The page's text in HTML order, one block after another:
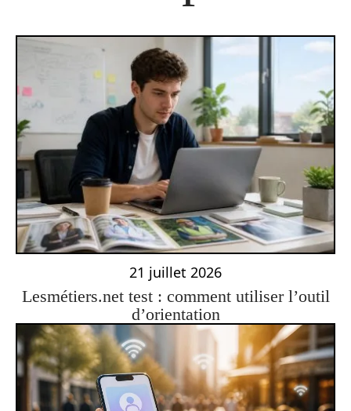
21 juillet 2026
Lesmétiers.net test : comment utiliser l’outil
d’orientation